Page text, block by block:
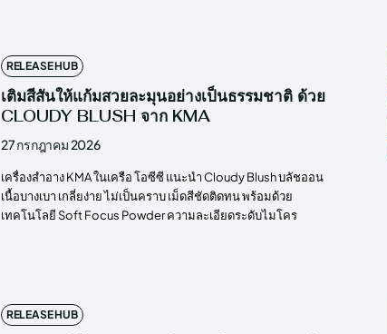
RELEASE HUB
เติมสีสันให้แก้มสวยละมุนอย่างเป็นธรรมชาติ ด้วย
CLOUDY BLUSH จาก KMA
27 กรกฎาคม 2026
เครื่องสำอาง KMA ในเครือ โอซีซี แนะนำ Cloudy Blush บลัชออน
เนื้อบางเบา เกลี่ยง่าย ไม่เป็นคราบ เม็ดสีชัดติดทน พร้อมด้วย
เทคโนโลยี Soft Focus Powder ความละเอียดระดับไมโคร
RELEASE HUB